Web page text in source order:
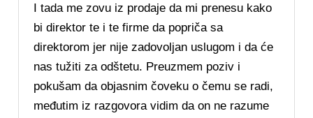
I tada me zovu iz prodaje da mi prenesu kako
bi direktor te i te firme da popriča sa
direktorom jer nije zadovoljan uslugom i da će
nas tužiti za odštetu. Preuzmem poziv i
pokušam da objasnim čoveku o čemu se radi,
međutim iz razgovora vidim da on ne razume